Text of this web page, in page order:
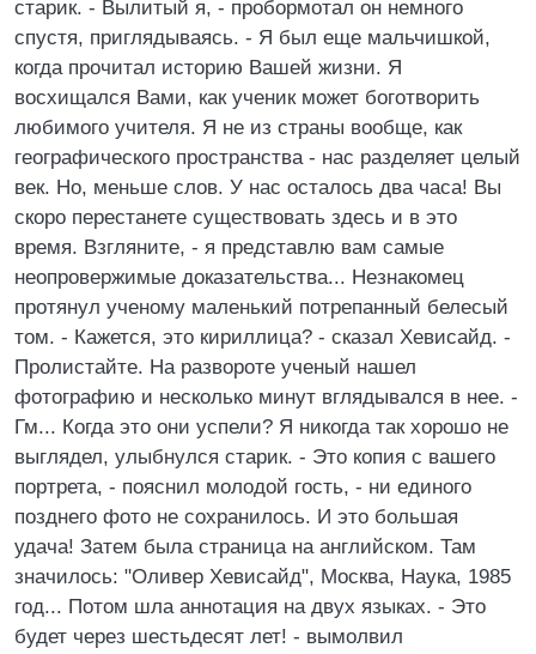
старик. - Вылитый я, - пробормотал он немного
спустя, приглядываясь. - Я был еще мальчишкой,
когда прочитал историю Вашей жизни. Я
восхищался Вами, как ученик может боготворить
любимого учителя. Я не из страны вообще, как
географического пространства - нас разделяет целый
век. Но, меньше слов. У нас осталось два часа! Вы
скоро перестанете существовать здесь и в это
время. Взгляните, - я представлю вам самые
неопровержимые доказательства... Незнакомец
протянул ученому маленький потрепанный белесый
том. - Кажется, это кириллица? - сказал Хевисайд. -
Пролистайте. На развороте ученый нашел
фотографию и несколько минут вглядывался в нее. -
Гм... Когда это они успели? Я никогда так хорошо не
выглядел, улыбнулся старик. - Это копия с вашего
портрета, - пояснил молодой гость, - ни единого
позднего фото не сохранилось. И это большая
удача! Затем была страница на английском. Там
значилось: "Оливер Хевисайд", Москва, Наука, 1985
год... Потом шла аннотация на двух языках. - Это
будет через шестьдесят лет! - вымолвил